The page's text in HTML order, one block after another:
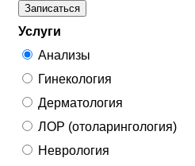
Записаться
Услуги
Анализы
Гинекология
Дерматология
ЛОР (отоларингология)
Неврология